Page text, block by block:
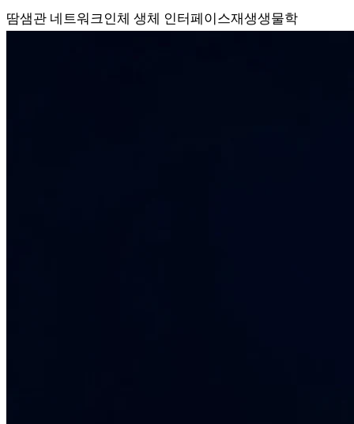
땀샘관 네트워크인체 생체 인터페이스재생생물학